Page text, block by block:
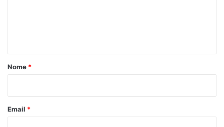
o
Nome *
Email *